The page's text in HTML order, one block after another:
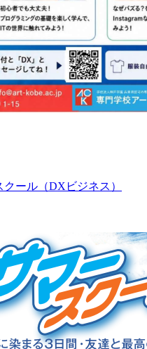
クール（DXビジネス）